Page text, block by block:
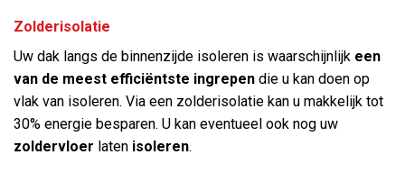
Zolderisolatie
Uw dak langs de binnenzijde isoleren is waarschijnlijk een
van de meest efficiëntste ingrepen die u kan doen op
vlak van isoleren. Via een zolderisolatie kan u makkelijk tot
30% energie besparen. U kan eventueel ook nog uw
zoldervloer laten isoleren.